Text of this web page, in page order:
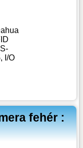
I/O
fehér :